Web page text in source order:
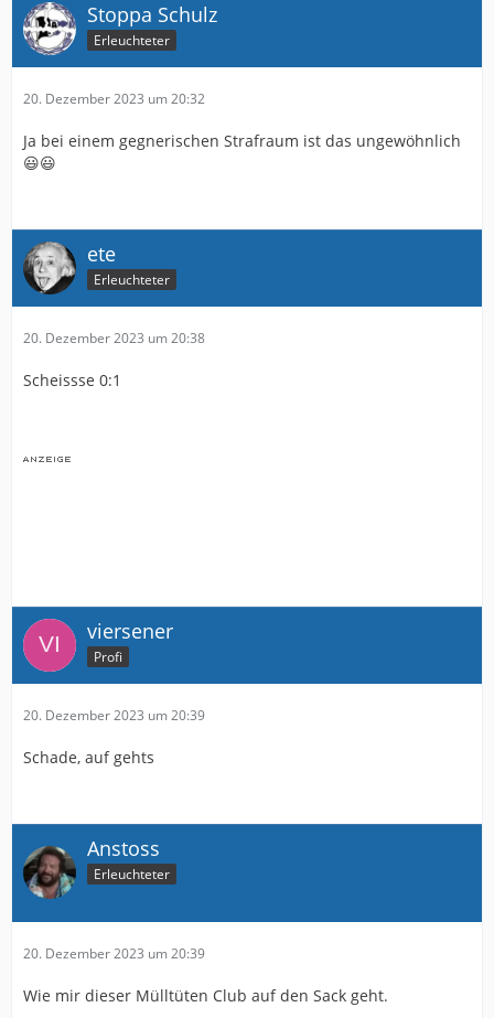
Stoppa Schulz
Erleuchteter
20. Dezember 2023 um 20:32
Ja bei einem gegnerischen Strafraum ist das ungewöhnlich
😃😃
ete
Erleuchteter
20. Dezember 2023 um 20:38
Scheissse 0:1
viersener
Profi
20. Dezember 2023 um 20:39
Schade, auf gehts
Anstoss
Erleuchteter
20. Dezember 2023 um 20:39
Wie mir dieser Mülltüten Club auf den Sack geht.